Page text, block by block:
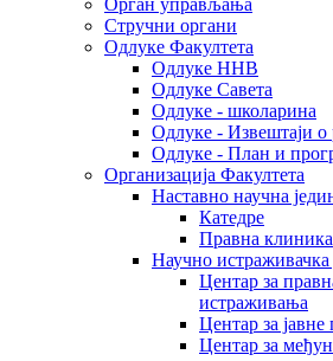
Oрган управљања
Стручни органи
Одлуке Факултета
Одлуке ННВ
Одлуке Савета
Одлуке - школарина
Одлуке - Извештаји о
Одлуке - План и
Организација Факултета
Наставно научна
Катедре
Правна клиника
Научно истраживачка
Центар за
истраживања
Центар за
Центар за